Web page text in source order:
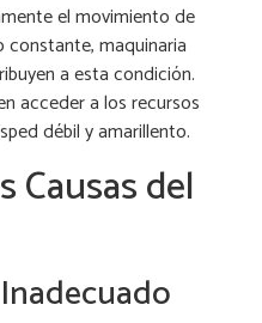
el movimiento de
constante, maquinaria
a esta condición.
acceder a los recursos
débil y amarillento.
Causas del